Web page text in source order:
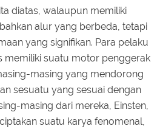
diatas, walaupun memiliki
alur yang berbeda, tetapi
yang signifikan. Para pelaku
memiliki suatu motor penggerak
masing yang mendorong
sesuatu yang sesuai dengan
masing dari mereka, Einsten,
suatu karya fenomenal,